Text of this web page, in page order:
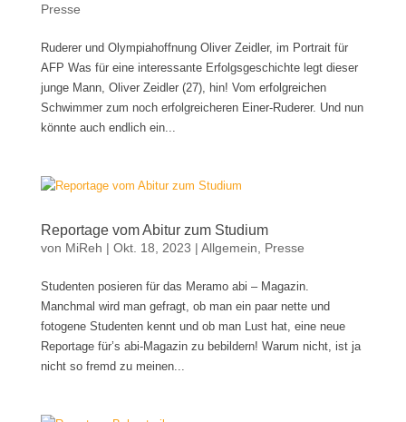
Presse
Ruderer und Olympiahoffnung Oliver Zeidler, im Portrait für
AFP Was für eine interessante Erfolgsgeschichte legt dieser
junge Mann, Oliver Zeidler (27), hin! Vom erfolgreichen
Schwimmer zum noch erfolgreicheren Einer-Ruderer. Und nun
könnte auch endlich ein...
Reportage vom Abitur zum Studium
von MiReh | Okt. 18, 2023 | Allgemein Presse
Studenten posieren für das Meramo abi – Magazin.
Manchmal wird man gefragt, ob man ein paar nette und
fotogene Studenten kennt und ob man Lust hat, eine neue
Reportage für’s abi-Magazin zu bebildern! Warum nicht, ist ja
nicht so fremd zu meinen...